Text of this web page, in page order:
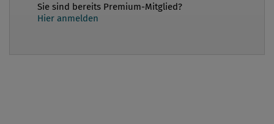
Sie sind bereits Premium-Mitglied?
Hier anmelden